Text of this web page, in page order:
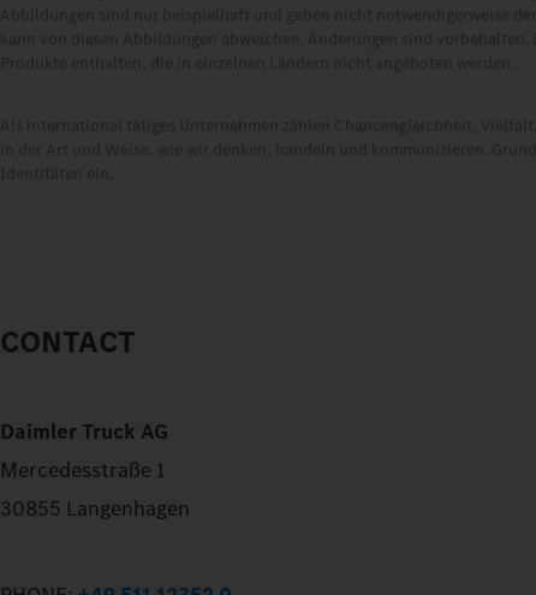
CONTACT
Daimler Truck AG
Mercedesstraße 1
30855 Langenhagen